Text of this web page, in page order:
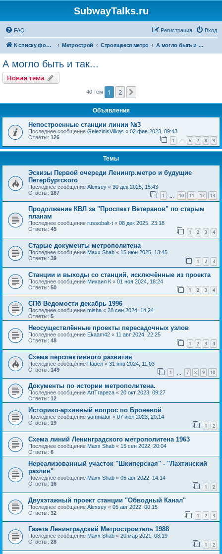
SubwayTalks.ru
FAQ Вход
Регистрация
К списку форумов Метрострой Строящееся метро А могло быть и так...
А могло быть и так...
Новая тема
40 тем 1 2
Объявления
Непостроенные станции линии №3
Последнее сообщение GelezinisVilkas « 02 фев 2023, 09:43
Ответы: 126 1 … 6 7 8 9
Темы
Эскизы Первой очереди Ленингр.метро и будущие
Петербургского
Последнее сообщение Alexsey « 30 дек 2025, 15:43
Ответы: 187 1 10 11 12 13
Продолжение КВЛ за "Проспект Ветеранов" по старым
планам
Последнее сообщение russobalt-t « 08 дек 2025, 23:18
Ответы: 45 1 2 3 4
Старые документы метрополитена
Последнее сообщение Maxx Shab « 15 июн 2025, 13:45
Ответы: 39 1 2 3
Станции и выходы со станций, исключённые из проекта
Последнее сообщение Михаил К « 01 ноя 2024, 18:24
Ответы: 50 1 2 3 4
СПб Ведомости декабрь 1996
Последнее сообщение misha « 28 сен 2024, 14:24
Ответы: 5
Неосуществлённые проекты пересадочных узлов
Последнее сообщение Ekaam42 « 11 авг 2024, 22:25
Ответы: 48 1 2 3 4
Схема перспективного развития
Последнее сообщение Павел « 31 янв 2024, 11:03
Ответы: 149 1 7 8 9 10
Документы по истории метрополитена.
Последнее сообщение ArtTrapeza « 20 окт 2023, 09:27
Ответы: 12
Историко-архивный вопрос по Броневой
Последнее сообщение somniator « 07 июл 2023, 20:14
Ответы: 19 1 2
Схема линий Ленинградского метрополитена 1963
Последнее сообщение Maxx Shab « 15 сен 2022, 20:04
Ответы: 6
Нереализованный участок "Шкиперская" - "Лахтинский
разлив"
Последнее сообщение Maxx Shab « 05 авг 2022, 14:14
Ответы: 16 1 2
Двухэтажный проект станции "Обводный Канал"
Последнее сообщение Alexsey « 05 авг 2022, 00:15
Ответы: 32 1 2 3
Газета Ленинградский Метростроитель 1988
Последнее сообщение Maxx Shab « 20 мар 2021, 08:19
Ответы: 28 1 2